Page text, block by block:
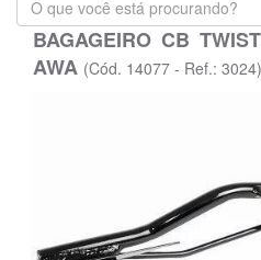
que
você
está
BAGAGEIRO CB
AWA (Cód. 14077 - Ref.: 3024)